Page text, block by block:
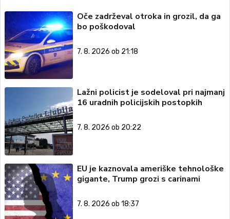
Oče zadrževal otroka in grozil, da ga
bo poškodoval
7. 8. 2026 ob 21:18
Lažni policist je sodeloval pri najmanj
16 uradnih policijskih postopkih
7. 8. 2026 ob 20:22
EU je kaznovala ameriške tehnološke
gigante, Trump grozi s carinami
7. 8. 2026 ob 18:37